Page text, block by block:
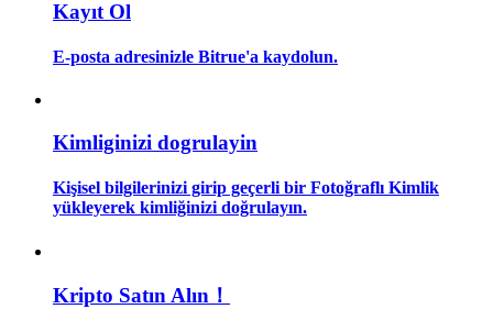
Rehber
Kayıt Ol
E-posta adresinizle Bitrue'a kaydolun.
Kimliginizi dogrulayin
Kişisel bilgilerinizi girip geçerli bir Fotoğraflı Kimlik
yükleyerek kimliğinizi doğrulayın.
Kripto Satın Alın！